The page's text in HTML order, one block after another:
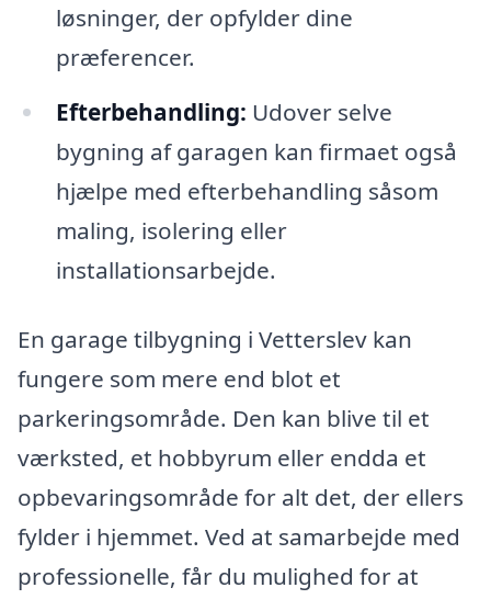
løsninger, der opfylder dine
præferencer.
Efterbehandling: Udover selve
bygning af garagen kan firmaet også
hjælpe med efterbehandling såsom
maling, isolering eller
installationsarbejde.
En garage tilbygning i Vetterslev kan
fungere som mere end blot et
parkeringsområde. Den kan blive til et
værksted, et hobbyrum eller endda et
opbevaringsområde for alt det, der ellers
fylder i hjemmet. Ved at samarbejde med
professionelle, får du mulighed for at